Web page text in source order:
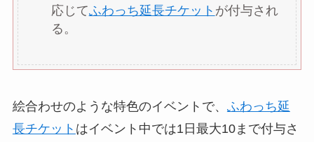
応じてふわっち延長チケット が付与され
る。
絵合わせのような特色のイベントで、 ふわっち延
長チケット はイベント中では1日最大10まで付与さ